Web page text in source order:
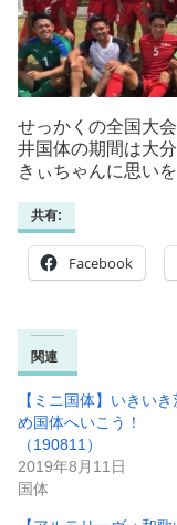
せっかくの全国大
井国体の期間は大
きぃちゃんに思いを
共有:
Facebook
関連
【ミニ国体】いきい
め国体へいこう！
（190811）
2019年8月11日
国体